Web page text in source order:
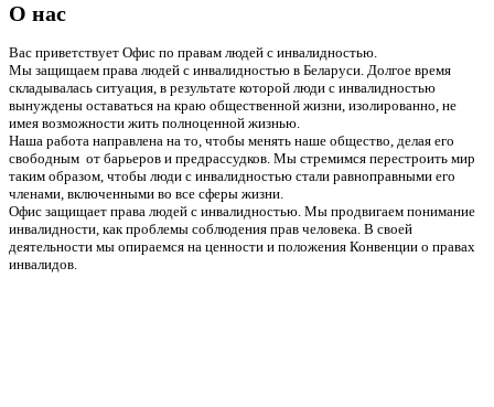
О нас
Вас приветствует Офис по правам людей с инвалидностью.
Мы защищаем права людей с инвалидностью в Беларуси. Долгое время
складывалась ситуация, в результате которой люди с инвалидностью
вынуждены оставаться на краю общественной жизни, изолированно, не
имея возможности жить полноценной жизнью.
Наша работа направлена на то, чтобы менять наше общество, делая его
свободным от барьеров и предрассудков. Мы стремимся перестроить мир
таким образом, чтобы люди с инвалидностью стали равноправными его
членами, включенными во все сферы жизни.
Офис защищает права людей с инвалидностью. Мы продвигаем понимание
инвалидности, как проблемы соблюдения прав человека. В своей
деятельности мы опираемся на ценности и положения Конвенции о правах
инвалидов.